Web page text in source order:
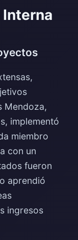
Interna
Mendoza,
implementó
miembro
con un
fueron
aprendió
ingresos